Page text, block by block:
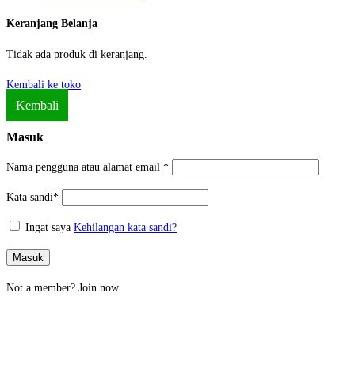
Keranjang Belanja
Tidak ada produk di keranjang.
Kembali ke toko
Kembali
Masuk
Nama pengguna atau alamat email *
Kata sandi*
Ingat saya Kehilangan kata sandi?
Masuk
Not a member? Join now.